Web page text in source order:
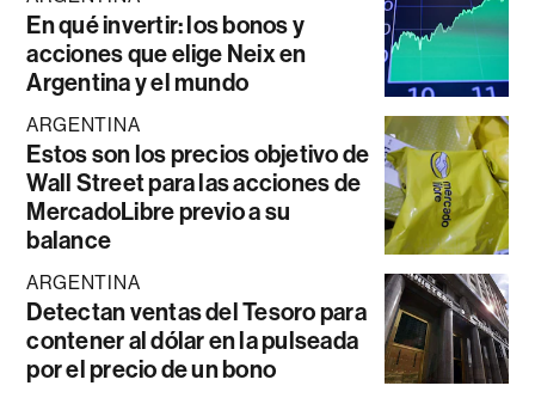
En qué invertir: los bonos y
acciones que elige Neix en
Argentina y el mundo
ARGENTINA
Estos son los precios objetivo de
Wall Street para las acciones de
MercadoLibre previo a su
balance
ARGENTINA
Detectan ventas del Tesoro para
contener al dólar en la pulseada
por el precio de un bono